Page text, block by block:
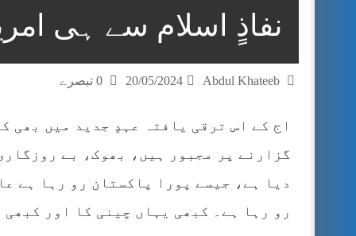
مون سون بارشیں، لینڈ سلائیڈنگ اور کوٹلی ستیاں کے
شہید گر وپ کیپٹنعاصم طارق مکمل فوجی اعزاز کے
نفاذٍ اسلام سے ہی
Abdul Khateeb
20/05/2024
اج کے اس ترقی یافتہ عہدٍ جدید میں بھی
گزارنے پر مجبور ہیں، بھوک، بے
دیا ہے، جیسے پورا پاکستان رو رہا ہے
رو رہا ہے۔ کبھی یہاں چینی کا اور